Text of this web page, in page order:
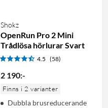
Shokz
OpenRun Pro 2 Mini
Trådlösa hörlurar Svart
4.5 (58)
2 190:-
Finns i 2 varianter
Dubbla brusreducerande